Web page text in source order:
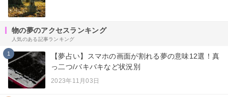
物の夢のアクセスランキング
人気のある記事ランキング
1
【夢占い】スマホの画面が割れる夢の意味12選！真
っ二つ/バキバキなど状況別
2023年11月03日